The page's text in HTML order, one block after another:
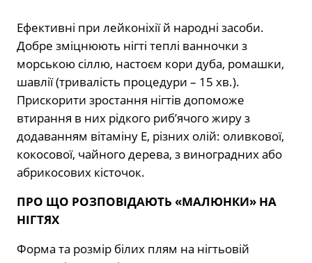
Ефективні при лейконіхії й народні засоби.
Добре зміцнюють нігті теплі ванночки з
морською сіллю, настоєм кори дуба, ромашки,
шавлії (тривалість процедури – 15 хв.).
Прискорити зростання нігтів допоможе
втирання в них рідкого риб’ячого жиру з
додаванням вітаміну Е, різних олій: оливкової,
кокосової, чайного дерева, з виноградних або
абрикосових кісточок.
ПРО ЩО РОЗПОВІДАЮТЬ «МАЛЮНКИ» НА
НІГТЯХ
Форма та розмір білих плям на нігтьовій